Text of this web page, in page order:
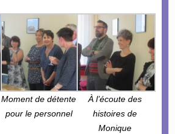
Moment de détente
pour le personnel
À l’écoute des
histoires de
Monique